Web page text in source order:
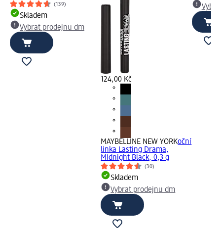
(139)
Skladem
Vybrat prodejnu dm
124,00 Kč
MAYBELLINE NEW YORKoční
linka Lasting Drama,
MIdnight Black, 0,3 g
(30)
Skladem
Vybrat prodejnu dm